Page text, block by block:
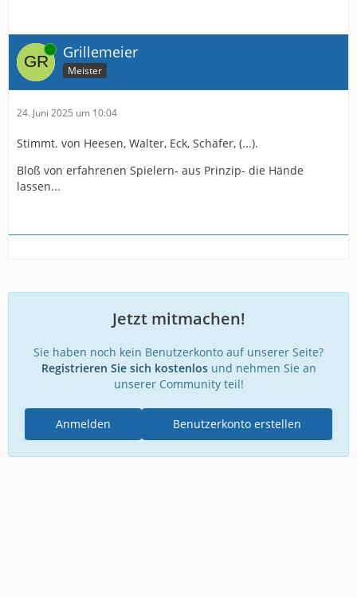
Online Grillemeier
Meister
24. Juni 2025 um 10:04
Stimmt. von Heesen, Walter, Eck, Schäfer, (...).
Bloß von erfahrenen Spielern- aus Prinzip- die Hände
lassen...
Jetzt mitmachen!
Sie haben noch kein Benutzerkonto auf unserer Seite?
Registrieren Sie sich kostenlosund nehmen Sie an
unserer Community teil!
Benutzerkonto erstellen
Anmelden